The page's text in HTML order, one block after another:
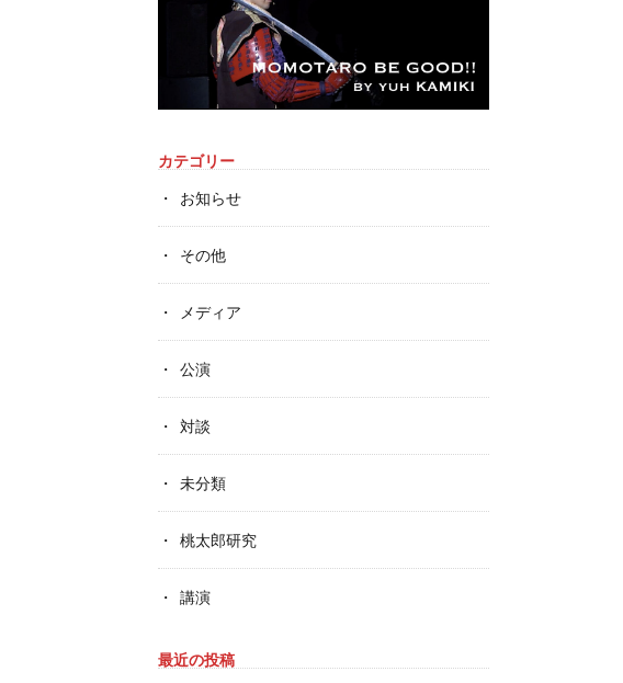
カテゴリー
お知らせ
その他
メディア
公演
対談
未分類
桃太郎研究
講演
最近の投稿